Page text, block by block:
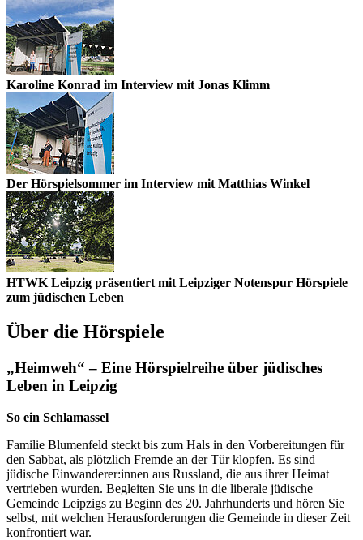
Karoline Konrad im Interview mit Jonas Klimm
Der Hörspielsommer im Interview mit Matthias Winkel
HTWK Leipzig präsentiert mit Leipziger Notenspur Hörspiele
zum jüdischen Leben
Über die Hörspiele
„Heimweh“ – Eine Hörspielreihe über jüdisches
Leben in Leipzig
So ein Schlamassel
Familie Blumenfeld steckt bis zum Hals in den Vorbereitungen für
den Sabbat, als plötzlich Fremde an der Tür klopfen. Es sind
jüdische Einwanderer:innen aus Russland, die aus ihrer Heimat
vertrieben wurden. Begleiten Sie uns in die liberale jüdische
Gemeinde Leipzigs zu Beginn des 20. Jahrhunderts und hören Sie
selbst, mit welchen Herausforderungen die Gemeinde in dieser Zeit
konfrontiert war.